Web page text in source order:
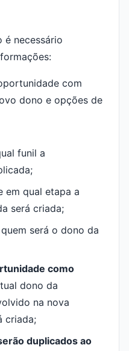
é necessário
funil a
em qual etapa a
será criada;
será o dono da
como
dono da
na nova
criada;
duplicados ao